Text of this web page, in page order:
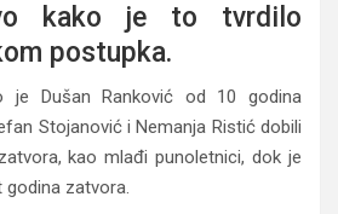
kako je to tvrdilo
postupka.
je Dušan Ranković od 10 godina
Stojanović i Nemanja Ristić dobili
kao mlađi punoletnici, dok je
godina zatvora.